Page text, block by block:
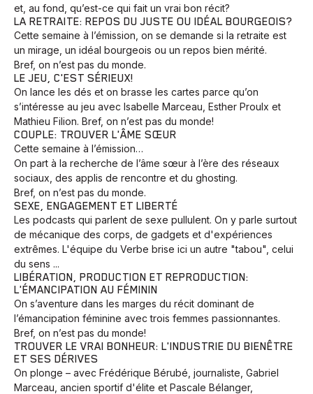
et, au fond, qu’est-ce qui fait un vrai bon récit?
LA RETRAITE: REPOS DU JUSTE OU IDÉAL BOURGEOIS?
Cette semaine à l’émission, on se demande si la retraite est
un mirage, un idéal bourgeois ou un repos bien mérité.
Bref, on n’est pas du monde.
LE JEU, C'EST SÉRIEUX!
On lance les dés et on brasse les cartes parce qu’on
s’intéresse au jeu avec Isabelle Marceau, Esther Proulx et
Mathieu Filion. Bref, on n’est pas du monde!
COUPLE: TROUVER L'ÂME SŒUR
Cette semaine à l’émission…
On part à la recherche de l’âme sœur à l’ère des réseaux
sociaux, des applis de rencontre et du ghosting.
Bref, on n’est pas du monde.
SEXE, ENGAGEMENT ET LIBERTÉ
Les podcasts qui parlent de sexe pullulent. On y parle surtout
de mécanique des corps, de gadgets et d'expériences
extrêmes. L'équipe du Verbe brise ici un autre "tabou", celui
du sens ...
LIBÉRATION, PRODUCTION ET REPRODUCTION:
L'ÉMANCIPATION AU FÉMININ
On s’aventure dans les marges du récit dominant de
l’émancipation féminine avec trois femmes passionnantes.
Bref, on n’est pas du monde!
TROUVER LE VRAI BONHEUR: L'INDUSTRIE DU BIENÊTRE
ET SES DÉRIVES
On plonge – avec Frédérique Bérubé, journaliste, Gabriel
Marceau, ancien sportif d'élite et Pascale Bélanger,